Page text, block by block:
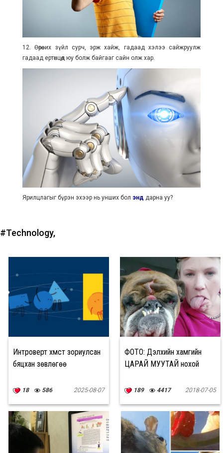
12. Өөрөө их зүйл сурч, эрж хайж, гадаад хэлээ сайжруулж
гадаад ертөнцөд юу болж байгааг сайн олж хар.
Ярилцлагыг бүрэн эхээр нь унших бол энд дарна уу?
#Technology,
Интроверт хүмүүст зориулсан
бяцхан зөвлөгөө
18 586 2025-08-07
ФОТО: Дэлхийн хамгийн
ЦАРАЙ МУУТАЙ нохой
189 4417 2018-07-05